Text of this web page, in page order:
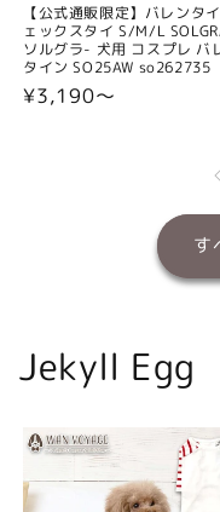
【公式通販限定】バレンタ
ェックスタイ S/M/L
ソルグラ- 犬用 コスプレ バ
タイン SO25AW so262735
通
¥3,190〜
す
Jekyll Egg